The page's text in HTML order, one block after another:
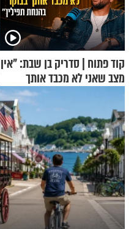
קוד פתוח | סדריק בן שבת: "אין
מצב שאני לא מכבד אותך
בבוקר בהנחת תפילין"